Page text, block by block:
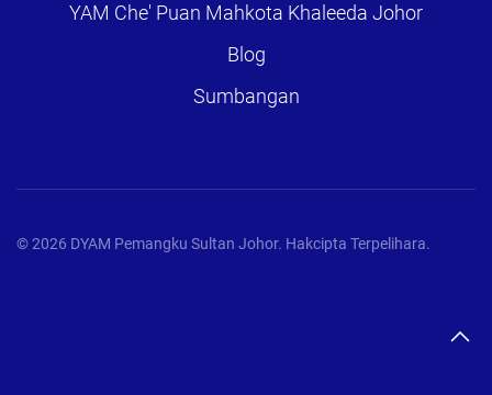
YAM Che' Puan Mahkota Khaleeda Johor
Blog
Sumbangan
©2026 DYAM Pemangku Sultan Johor. Hakcipta Terpelihara.